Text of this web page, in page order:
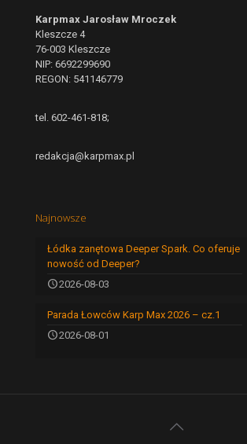
Karpmax Jarosław Mroczek
Kleszcze 4
76-003 Kleszcze
NIP: 6692299690
REGON: 541146779
tel. 602-461-818;
redakcja@karpmax.pl
Najnowsze
Łódka zanętowa Deeper Spark. Co oferuje
nowość od Deeper?
2026-08-03
Parada Łowców Karp Max 2026 – cz.1
2026-08-01